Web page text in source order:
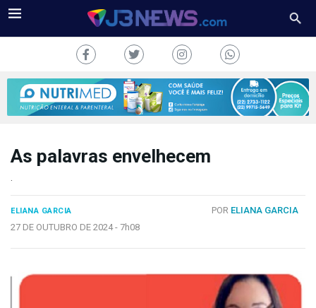
TV
COLUNAS
Copyright
As palavras envelhecem
ELIANA GARCIA POR ELIANA GARCIA
27 DE OUTUBRO DE 2024 - 7h08